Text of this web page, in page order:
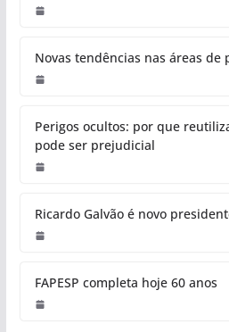
Novas tendências nas áreas de
Perigos ocultos: por que
pode ser prejudicial
Ricardo Galvão é novo
FAPESP completa hoje 60 anos